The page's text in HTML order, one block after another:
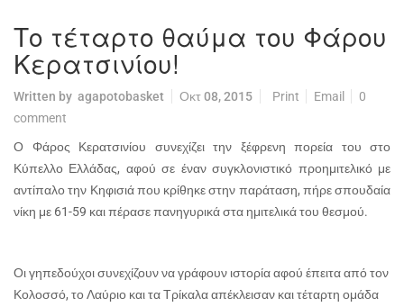
Το τέταρτο θαύμα του Φάρου
Κερατσινίου!
Written by agapotobasket Οκτ 08, 2015 Print Email
0
comment
Ο Φάρος Κερατσινίου συνεχίζει την ξέφρενη πορεία του στο
Κύπελλο Ελλάδας, αφού σε έναν συγκλονιστικό προημιτελικό με
αντίπαλο την Κηφισιά που κρίθηκε στην παράταση, πήρε σπουδαία
νίκη με 61-59 και πέρασε πανηγυρικά στα ημιτελικά του θεσμού.
Οι γηπεδούχοι συνεχίζουν να γράφουν ιστορία αφού έπειτα από τον
Κολοσσό, το Λαύριο και τα Τρίκαλα απέκλεισαν και τέταρτη ομάδα